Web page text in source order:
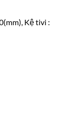
Kệ tivi :